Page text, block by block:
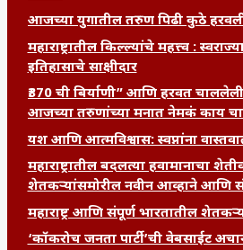
आजच्या युगातील तरुण पिढी कुठे
महाराष्ट्रातील किल्ल्यांचे महत्त्व :
इतिहासाचे साक्षीदार
₹370 ची बिर्याणी” आणि हरवत
आजच्या तरुणांच्या मनात नेमकं काय
यश आणि आत्मविश्वास: स्वप्नांना
महाराष्ट्रातील बदलत्या हवामानाचा
शेतकऱ्यांसमोरील नवीन आव्हाने आणि
महाराष्ट्र आणि संपूर्ण भारतातील
‘कॉकरोच जनता पार्टी’ची वेबसाईट